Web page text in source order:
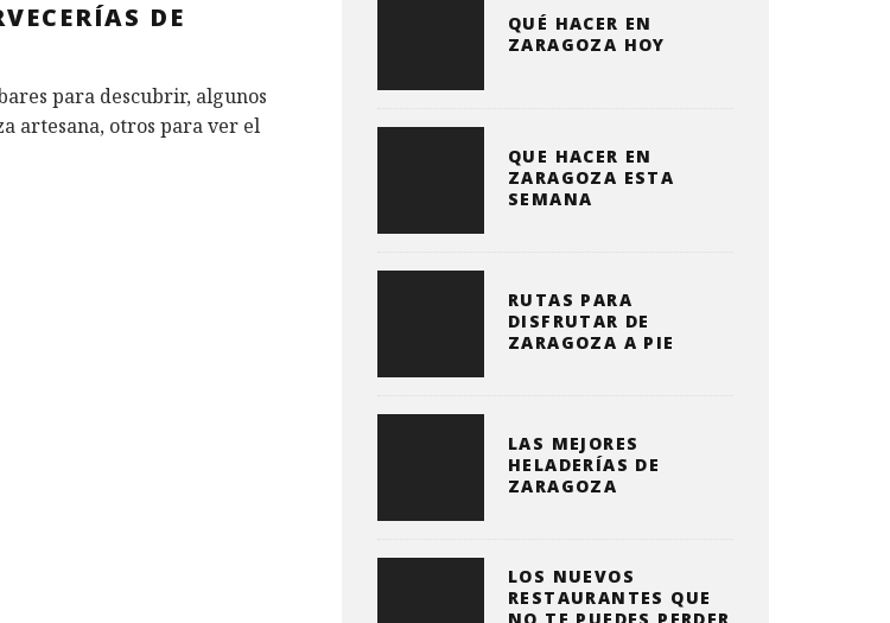
DE
para descubrir, algunos
artesana, otros para ver el
QUÉ HACER EN
ZARAGOZA HOY
QUE HACER EN
ZARAGOZA ESTA
SEMANA
RUTAS PARA
DISFRUTAR DE
ZARAGOZA A PIE
LAS MEJORES
HELADERÍAS DE
ZARAGOZA
LOS NUEVOS
RESTAURANTES QUE
NO TE PUEDES PERDER